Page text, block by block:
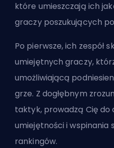
które umieszczają ich
graczy poszukujących
Po pierwsze, ich zespół
umiejętnych graczy,
umożliwiającą
grze. Z dogłębnym
taktyk, prowadzą Cię do
umiejętności i wspinania
rankingów.